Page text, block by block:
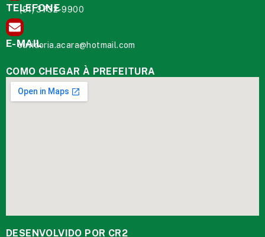
TELEFONE
(91) 3732-9900
E-MAIL
ouvidoria.acara@hotmail.com
COMO CHEGAR À PREFEITURA
DESENVOLVIDO POR CR2